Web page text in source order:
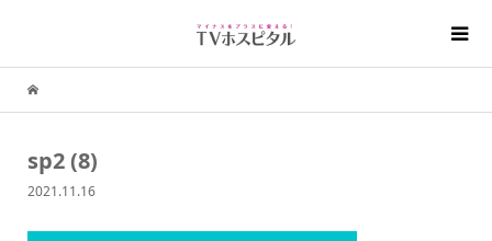
sp2 (8)
2021.11.16